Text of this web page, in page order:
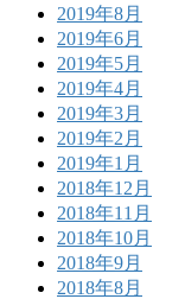
2019年8月
2019年6月
2019年5月
2019年4月
2019年3月
2019年2月
2019年1月
2018年12月
2018年11月
2018年10月
2018年9月
2018年8月